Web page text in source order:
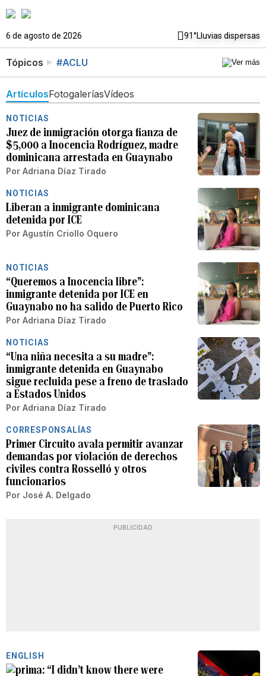
6 de agosto de 2026 91°Lluvias dispersas
Tópicos #ACLU
ArtículosFotogaleríasVídeos
NOTICIAS
Juez de inmigración otorga fianza de
$5,000 a Inocencia Rodríguez, madre
dominicana arrestada en Guaynabo
Por Adriana Díaz Tirado
NOTICIAS
Liberan a inmigrante dominicana
detenida por ICE
Por Agustín Criollo Oquero
NOTICIAS
“Queremos a Inocencia libre”:
inmigrante detenida por ICE en
Guaynabo no ha salido de Puerto Rico
Por Adriana Díaz Tirado
NOTICIAS
“Una niña necesita a su madre”:
inmigrante detenida en Guaynabo
sigue recluida pese a freno de traslado
a Estados Unidos
Por Adriana Díaz Tirado
CORRESPONSALÍAS
Primer Circuito avala permitir avanzar
demandas por violación de derechos
civiles contra Rosselló y otros
funcionarios
Por José A. Delgado
PUBLICIDAD
ENGLISH
“I didn’t know there were